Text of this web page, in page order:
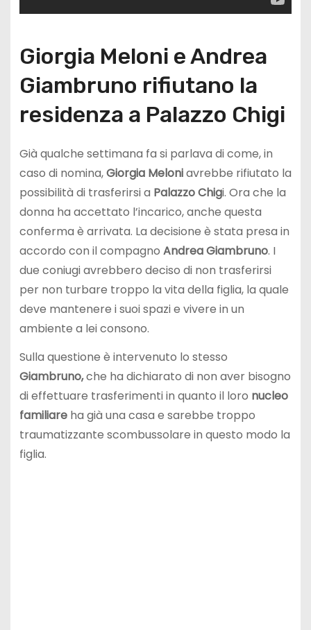
Giorgia Meloni e Andrea
Giambruno rifiutano la
residenza a Palazzo Chigi
Già qualche settimana fa si parlava di come, in
caso di nomina,Giorgia Meloniavrebbe rifiutato la
possibilità di trasferirsi a Palazzo Chigi. Ora che la
donna ha accettato l’incarico, anche questa
conferma è arrivata. La decisione è stata presa in
accordo con il compagno Andrea Giambruno. I
due coniugi avrebbero deciso di non trasferirsi
per non turbare troppo la vita della figlia, la quale
deve mantenere i suoi spazi e vivere in un
ambiente a lei consono.
Sulla questione è intervenuto lo stesso
Giambruno,che ha dichiarato di non aver bisogno
di effettuare trasferimenti in quanto il loro nucleo
familiareha già una casa e sarebbe troppo
traumatizzante scombussolare in questo modo la
figlia.